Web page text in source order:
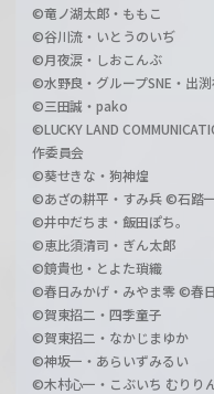
©竜ノ湖太郎・ももこ
©谷川流・いとうのいぢ
©月夜涙・しおこんぶ
©水野良・グループSNE・出
©三田誠・pako
©LUCKY LAND
作委員会
©葵せきな・狗神煌
©あざの耕平・すみ兵 ©石踏
©井中だちま・飯田ぽち。
©恵比須清司・ぎん太郎
©鏡貴也・とよた瑣織
©春日みかげ・みやま零 ©春
©賀東招二・四季童子
©賀東招二・なかじまゆか
©神坂一・あらいずみるい
©木村心一・こぶいち むりり